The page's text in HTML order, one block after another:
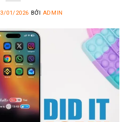
01/2026 BỞI ADMIN